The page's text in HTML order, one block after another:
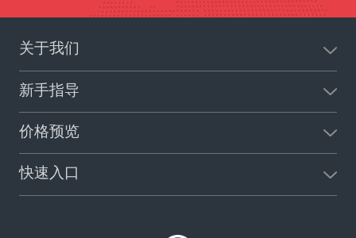
关于我们
新手指导
价格预览
快速入口